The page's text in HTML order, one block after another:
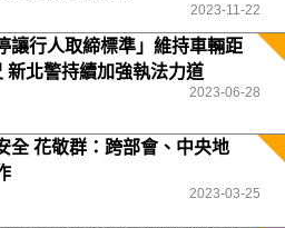
2023-11-22
讓行人取締標準」維持車輛距
新北警持續加強執法力道
2023-06-28
全 花敬群：跨部會、中央地
2023-03-25